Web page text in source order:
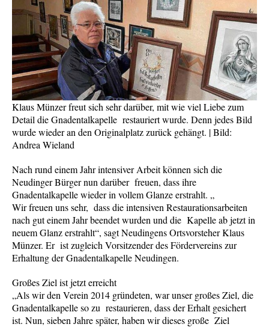
Klaus Münzer freut sich sehr darüber, mit wie viel Liebe zum
Detail die Gnadentalkapelle restauriert wurde. Denn jedes Bild
wurde wieder an den Originalplatz zurück gehängt. | Bild:
Andrea Wieland
Nach rund einem Jahr intensiver Arbeit können sich die
Neudinger Bürger nun darüber freuen, dass ihre
Gnadentalkapelle wieder in vollem Glanze erstrahlt. „
Wir freuen uns sehr, dass die intensiven Restaurationsarbeiten
nach gut einem Jahr beendet wurden und die Kapelle ab jetzt in
neuem Glanz erstrahlt“, sagt Neudingens Ortsvorsteher Klaus
Münzer. Er ist zugleich Vorsitzender des Fördervereins zur
Erhaltung der Gnadentalkapelle Neudingen.
Großes Ziel ist jetzt erreicht
„Als wir den Verein 2014 gründeten, war unser großes Ziel, die
Gnadentalkapelle so zu restaurieren, dass der Erhalt gesichert
ist. Nun, sieben Jahre später, haben wir dieses große Ziel